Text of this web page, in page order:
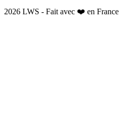
2026 LWS - Fait avec ❤️ en France